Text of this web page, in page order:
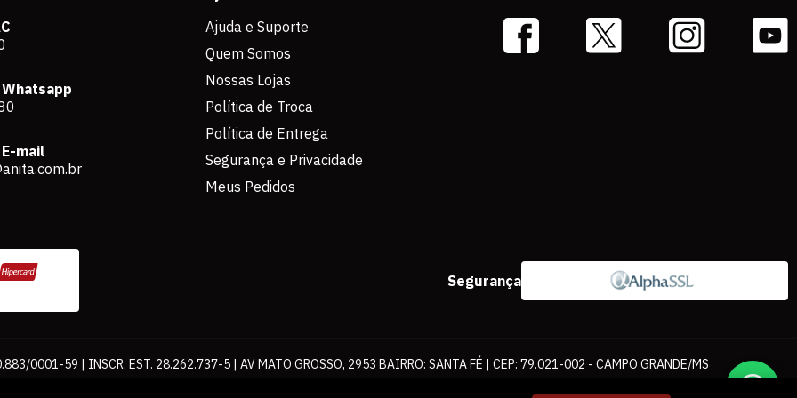
mail
Ajuda e Suporte
Quem Somos
Nossas Lojas
Política de Troca
Política de Entrega
Segurança e Privacidade
Meus Pedidos
Segurança
0001-59 | INSCR. EST. 28.262.737-5 | AV MATO GROSSO, 2953 BAIRRO: SANTA FÉ | CEP: 79.021-002 - CAMPO GRANDE/MS